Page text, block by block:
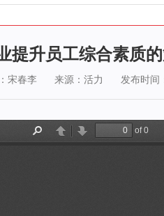
提升员工综合素质
宋春李 来源：活力 发布时间